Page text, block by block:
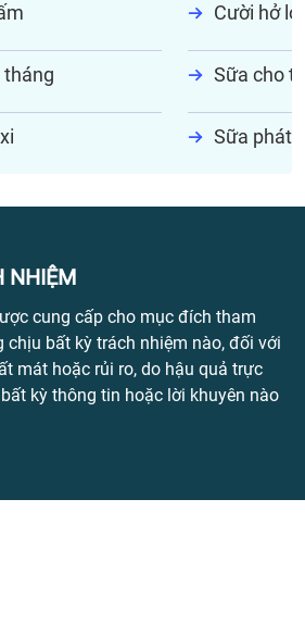
Cười hở lợi
tháng Sữa cho
Sữa phát
NHIỆM
cung cấp cho mục đích tham
chịu bất kỳ trách nhiệm nào, đối với
mát hoặc rủi ro, do hậu quả trực
kỳ thông tin hoặc lời khuyên nào